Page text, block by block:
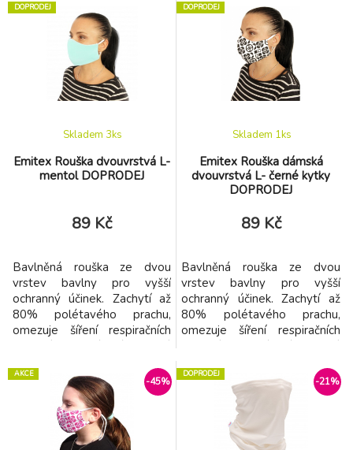
chrání dýchací cesty.
Charakteristika: - prodyšnost
díky antialergické netkané
textílii - Melt-blown filtr pro
ochranu dýchacích cest -
jednoduché nasazení dí
bavlněný úplet ze 100%
bavlny. Vnitřní materiál je bílé
bavlněné plátno nízké
gramáže ze 100% bavlny.
Nízká gramáž zajistí lepší
dýchání přes roušku
DOPRODEJ
Emitex Rouška dvouvrstvá L-
mentol DOPRODEJ
Skladem 3ks
89 Kč
Bavlněná rouška ze dvou
vrstev bavlny pro vyšší
ochranný účinek. Zachytí až
80% polétavého prachu,
omezuje šíření respiračních
bavlněný úplet ze 100%
bavlny. Vnitřní materiál je bílé
bavlněné plátno nízké
gramáže ze 100% bavlny.
Nízká gramáž zajistí lepší
DOPRODEJ
Emitex Rouška dámská
dvouvrstvá L- černé kytky
DOPRODEJ
Skladem 1ks
89 Kč
Bavlněná rouška ze dvou
vrstev bavlny pro vyšší
ochranný účinek. Zachytí až
80% polétavého prachu,
omezuje šíření respiračních
bavlněný úplet ze 100%
bavlny. Vnitřní materiál je bílé
bavlněné plátno nízké
gramáže ze 100% bavlny.
Nízká gramáž zajistí lepší
AKCE
-45%
DOPRODEJ
-21%